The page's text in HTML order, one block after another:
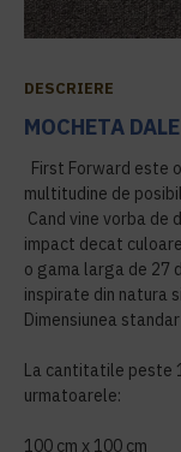
DESCRIERE
MOCHETA DALE
First Forward este o
multitudine de
Cand vine vorba de
impact decat
o gama larga de 27
inspirate din natura
Dimensiunea
La cantitatile peste
urmatoarele:
100 cm x 100 cm